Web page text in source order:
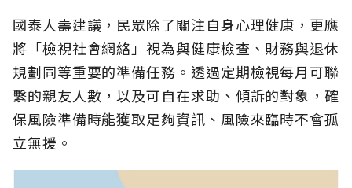
國泰人壽建議，民眾除了關注自身心理健康，更應
將「檢視社會網絡」視為與健康檢查、財務與退休
規劃同等重要的準備任務。透過定期檢視每月可聯
繫的親友人數，以及可自在求助、傾訴的對象，確
保風險準備時能獲取足夠資訊、風險來臨時不會孤
立無援。